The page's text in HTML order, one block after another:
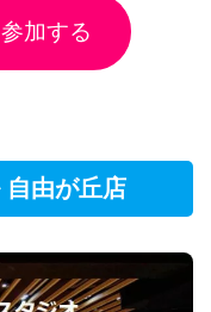
加する
自由が丘店